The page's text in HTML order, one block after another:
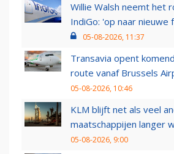
Willie Walsh neemt het
IndiGo: 'op naar nieuwe
05-08-2026, 11:37
Transavia opent
route vanaf Brussels
05-08-2026, 10:46
KLM blijft net als veel
maatschappijen langer
05-08-2026, 9:00